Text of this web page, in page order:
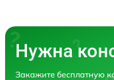
Нужна
Закажите бесплатную